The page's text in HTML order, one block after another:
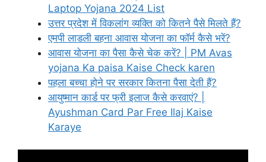
Laptop Yojana 2024 List
उत्तर प्रदेश में विकलांग व्यक्ति को कितने पैसे मिलते हैं?
एमपी लाडली बहना आवास योजना का फॉर्म कैसे भरें?
आवास योजना का पैसा कैसे चेक करें? | PM Avas
yojana Ka paisa Kaise Check karen
पहला बच्चा होने पर सरकार कितना पैसा देती हैं?
आयुष्मान कार्ड पर फ्री इलाज कैसे करवाएं? |
Ayushman Card Par Free Ilaj Kaise
Karaye